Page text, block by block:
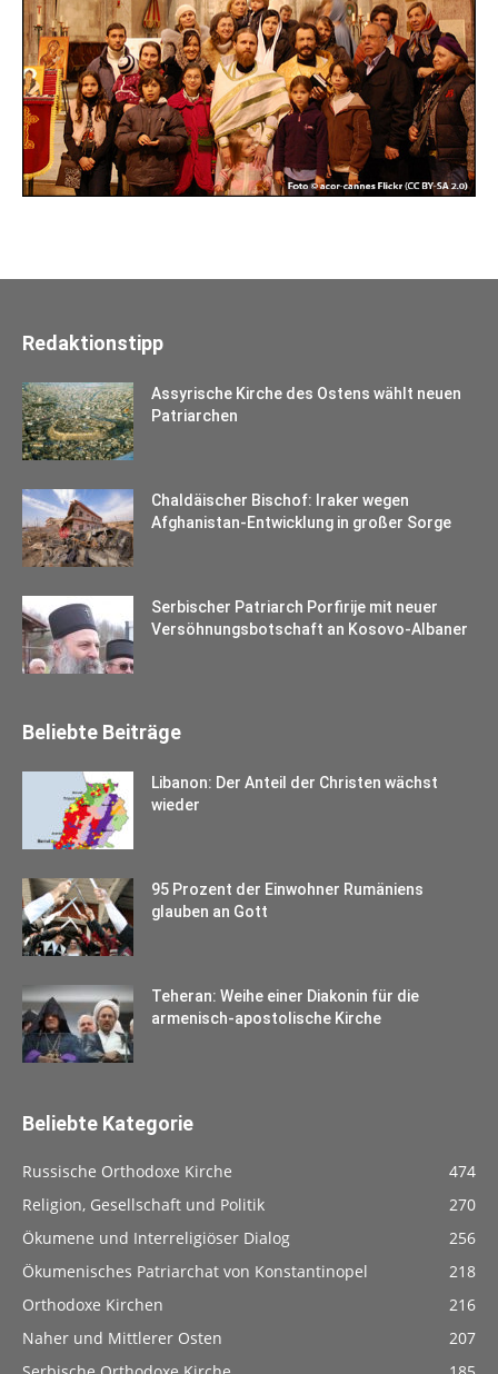
Redaktionstipp
Assyrische Kirche des Ostens wählt neuen
Patriarchen
Chaldäischer Bischof: Iraker wegen
Afghanistan-Entwicklung in großer Sorge
Serbischer Patriarch Porfirije mit neuer
Versöhnungsbotschaft an Kosovo-Albaner
Beliebte Beiträge
Libanon: Der Anteil der Christen wächst
wieder
95 Prozent der Einwohner Rumäniens
glauben an Gott
Teheran: Weihe einer Diakonin für die
armenisch-apostolische Kirche
Beliebte Kategorie
Russische Orthodoxe Kirche
474
Religion, Gesellschaft und Politik
270
Ökumene und Interreligiöser Dialog
256
Ökumenisches Patriarchat von Konstantinopel
218
Orthodoxe Kirchen
216
Naher und Mittlerer Osten
207